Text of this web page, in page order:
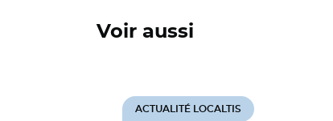
Voir aussi
ACTUALITÉ LOCALTIS